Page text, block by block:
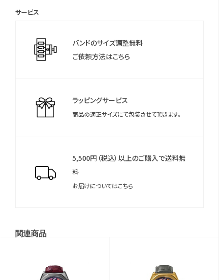
＊保証書について
サービス
バンドのサイズ調整無料
ご依頼方法はこちら
ラッピングサービス
商品の適正サイズにて包装させて頂きます。
5,500円（税込）以上のご購入で送料無
料
お届けについてはこちら
関連商品